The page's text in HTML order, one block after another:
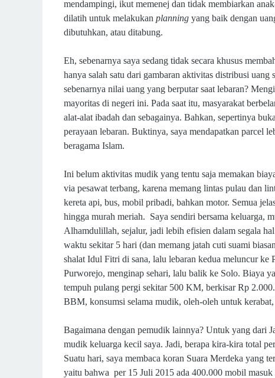
mendampingi, ikut memenej dan tidak membiarkan
dilatih untuk melakukan planning yang baik dengan
dibutuhkan, atau ditabung.
Eh, sebenarnya saya sedang tidak secara khusus
hanya salah satu dari gambaran aktivitas distribusi
sebenarnya nilai uang yang berputar saat lebaran?
mayoritas di negeri ini. Pada saat itu, masyarakat
alat-alat ibadah dan sebagainya. Bahkan, sepertinya
perayaan lebaran. Buktinya, saya mendapatkan parcel
beragama Islam.
Ini belum aktivitas mudik yang tentu saja memakan
via pesawat terbang, karena memang lintas pulau dan
kereta api, bus, mobil pribadi, bahkan motor. Semua
hingga murah meriah. Saya sendiri bersama keluarga,
Alhamdulillah, sejalur, jadi lebih efisien dalam segala
waktu sekitar 5 hari (dan memang jatah cuti suami
shalat Idul Fitri di sana, lalu lebaran kedua meluncur
Purworejo, menginap sehari, lalu balik ke Solo. Biaya
tempuh pulang pergi sekitar 500 KM, berkisar Rp
BBM, konsumsi selama mudik, oleh-oleh untuk kerabat,
Bagaimana dengan pemudik lainnya? Untuk yang dari
mudik keluarga kecil saya. Jadi, berapa kira-kira total
Suatu hari, saya membaca koran Suara Merdeka yang
yaitu bahwa per 15 Juli 2015 ada 400.000 mobil